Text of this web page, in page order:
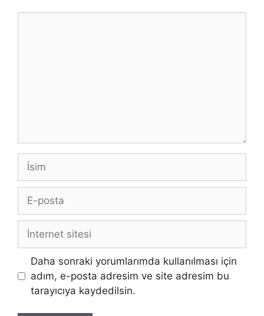
İsim
posta
İnternet
sitesi
Daha sonraki yorumlarımda kullanılması için
adım, e-posta adresim ve site adresim bu
tarayıcıya kaydedilsin.